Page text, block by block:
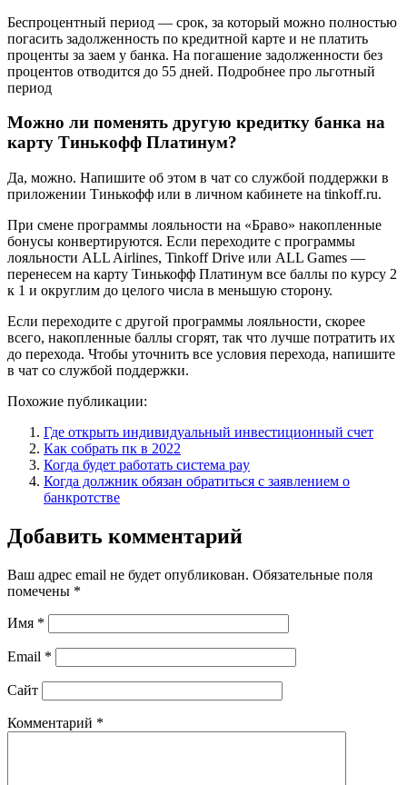
Беспроцентный период — срок, за который можно полностью
погасить задолженность по кредитной карте и не платить
проценты за заем у банка. На погашение задолженности без
процентов отводится до 55 дней. Подробнее про льготный
период
Можно ли поменять другую кредитку банка на
карту Тинькофф Платинум?
Да, можно. Напишите об этом в чат со службой поддержки в
приложении Тинькофф или в личном кабинете на tinkoff.ru.
При смене программы лояльности на «Браво» накопленные
бонусы конвертируются. Если переходите с программы
лояльности ALL Airlines, Tinkoff Drive или ALL Games —
перенесем на карту Тинькофф Платинум все баллы по курсу 2
к 1 и округлим до целого числа в меньшую сторону.
Если переходите с другой программы лояльности, скорее
всего, накопленные баллы сгорят, так что лучше потратить их
до перехода. Чтобы уточнить все условия перехода, напишите
в чат со службой поддержки.
Похожие публикации:
Где открыть индивидуальный инвестиционный счет
Как собрать пк в 2022
Когда будет работать система pay
Когда должник обязан обратиться с заявлением о
банкротстве
Добавить комментарий
Ваш адрес email не будет опубликован. Обязательные поля
помечены *
Имя *
Email *
Сайт
Комментарий *